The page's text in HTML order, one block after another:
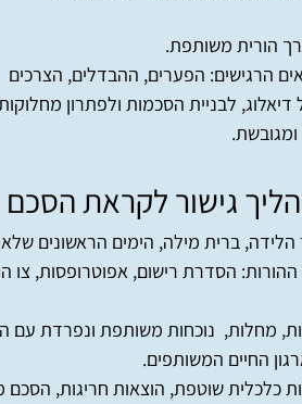
הורית משותפת.
הרגישים: הפערים, ההבדלים, הצרכים
דיאלוג, לבניית הסכמות ולפתרון
גישור לקראת הסכם
הלידה, ברית מילה, הימים הראשונים
הסדרת רישום, אפוטרופסות, צו
מחלות, נוכחות משותפת ונפרדת עם
החיים המשותפים.
כלכלית שוטפת, הוצאות חריגות, הסכם